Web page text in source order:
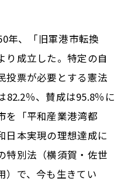
年、「旧軍港市転換
り成立した。特定の自
投票が必要とする憲法
82.2％、賛成は95.8％に
を「平和産業港湾都
日本実現の理想達成に
特別法（横須賀・佐世
）で、今も生きてい